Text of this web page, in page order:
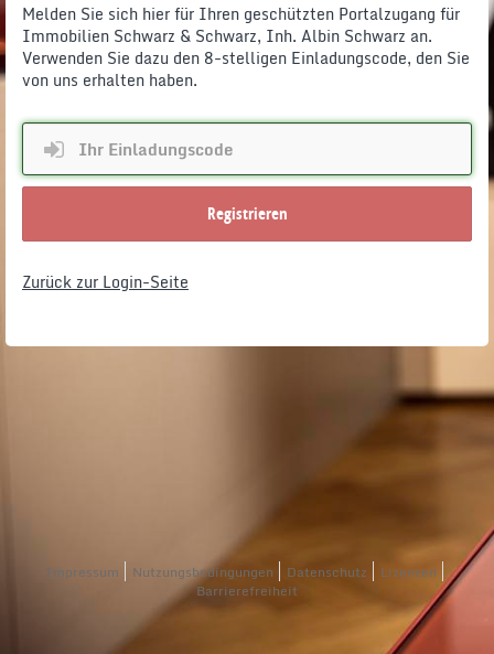
Melden Sie sich hier für Ihren geschützten Portalzugang für
Immobilien Schwarz & Schwarz, Inh. Albin Schwarz an.
Verwenden Sie dazu den 8-stelligen Einladungscode, den Sie
von uns erhalten haben.
Registrieren
Zurück zur Login-Seite
Impressum Nutzungsbedingungen Datenschutz
Lizenzen
Barrierefreiheit